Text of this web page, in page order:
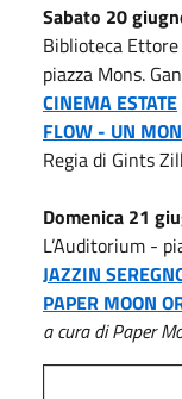
Sabato 20
Biblioteca
piazza Mons.
CINEMA ESTATE
FLOW - UN
Regia di Gints
Domenica 21
L’Auditorium -
JAZZIN
PAPER MOON
a cura di Paper